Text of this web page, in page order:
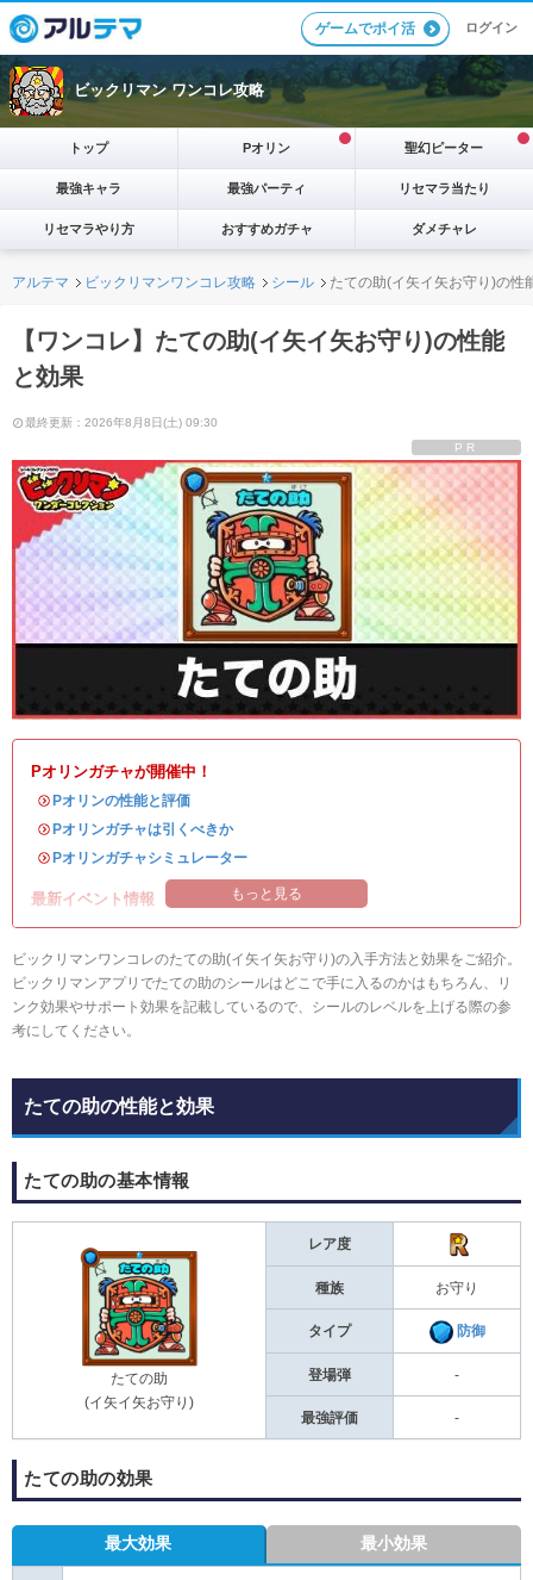
ゲームでポイ活 ログイン
ビックリマン ワンコレ攻略
トップ Pオリン 聖幻ピーター
最強キャラ 最強パーティ リセマラ当たり
リセマラやり方 おすすめガチャ ダメチャレ
アルテマ ビックリマンワンコレ攻略 シール たての助(イ矢イ矢お守り)の性
【ワンコレ】たての助(イ矢イ矢お守り)の性能
と効果
最終更新：2026年8月8日(土) 09:30
PR
Pオリンガチャが開催中！
・Pオリンの性能と評価
・Pオリンガチャは引くべきか
・Pオリンガチャシミュレーター
最新イベント情報 もっと見る
ビックリマンワンコレのたての助(イ矢イ矢お守り)の入手方法と効果をご紹介。
ビックリマンアプリでたての助のシールはどこで手に入るのかはもちろん、リ
ンク効果やサポート効果を記載しているので、シールのレベルを上げる際の参
考にしてください。
たての助の性能と効果
たての助の基本情報
たての助
(イ矢イ矢お守り)
レア度
種族 お守り
タイプ 防御
登場弾 -
最強評価 -
たての助の効果
最大効果 最小効果